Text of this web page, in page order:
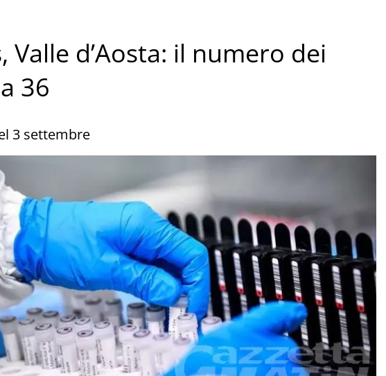
Valle d’Aosta: il numero dei
36
3 settembre